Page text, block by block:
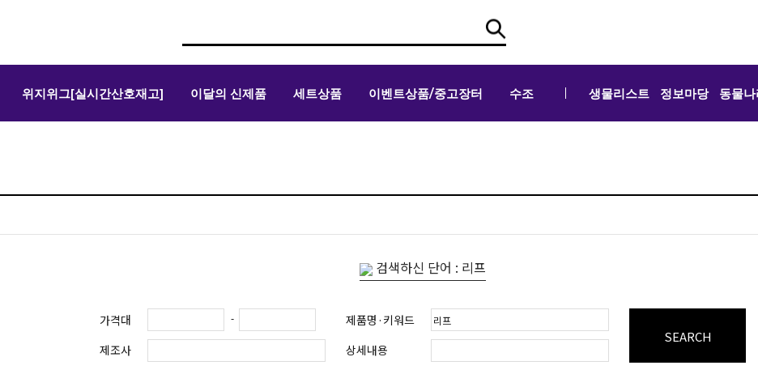
위지위그[실시간산호재고] 이달의 신제품 세트상품 이벤트상품/중고장터 수조 생물리스트 정보마당 동물
검색하신 단어 : 리프
가격대 - 제품명·키워드
SEARCH
제조사 상세내용